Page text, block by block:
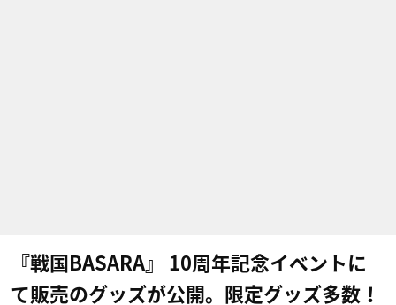
『戦国BASARA』 10周年記念イベントに
て販売のグッズが公開。限定グッズ多数！